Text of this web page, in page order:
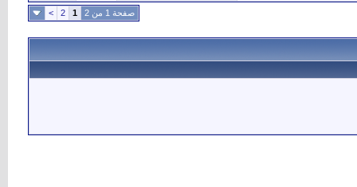
صفحة 1 من 2 1
2
>